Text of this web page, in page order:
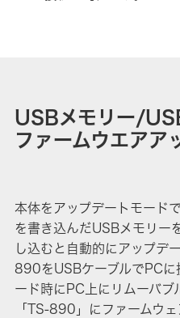
USBメモリー/
ファームウエアア
本体をアップデートモード
を書き込んだUSBメモリー
し込むと自動的にアップデ
890をUSBケーブルでPCに
ード時にPC上にリムーバブ
「TS-890」にファームウ